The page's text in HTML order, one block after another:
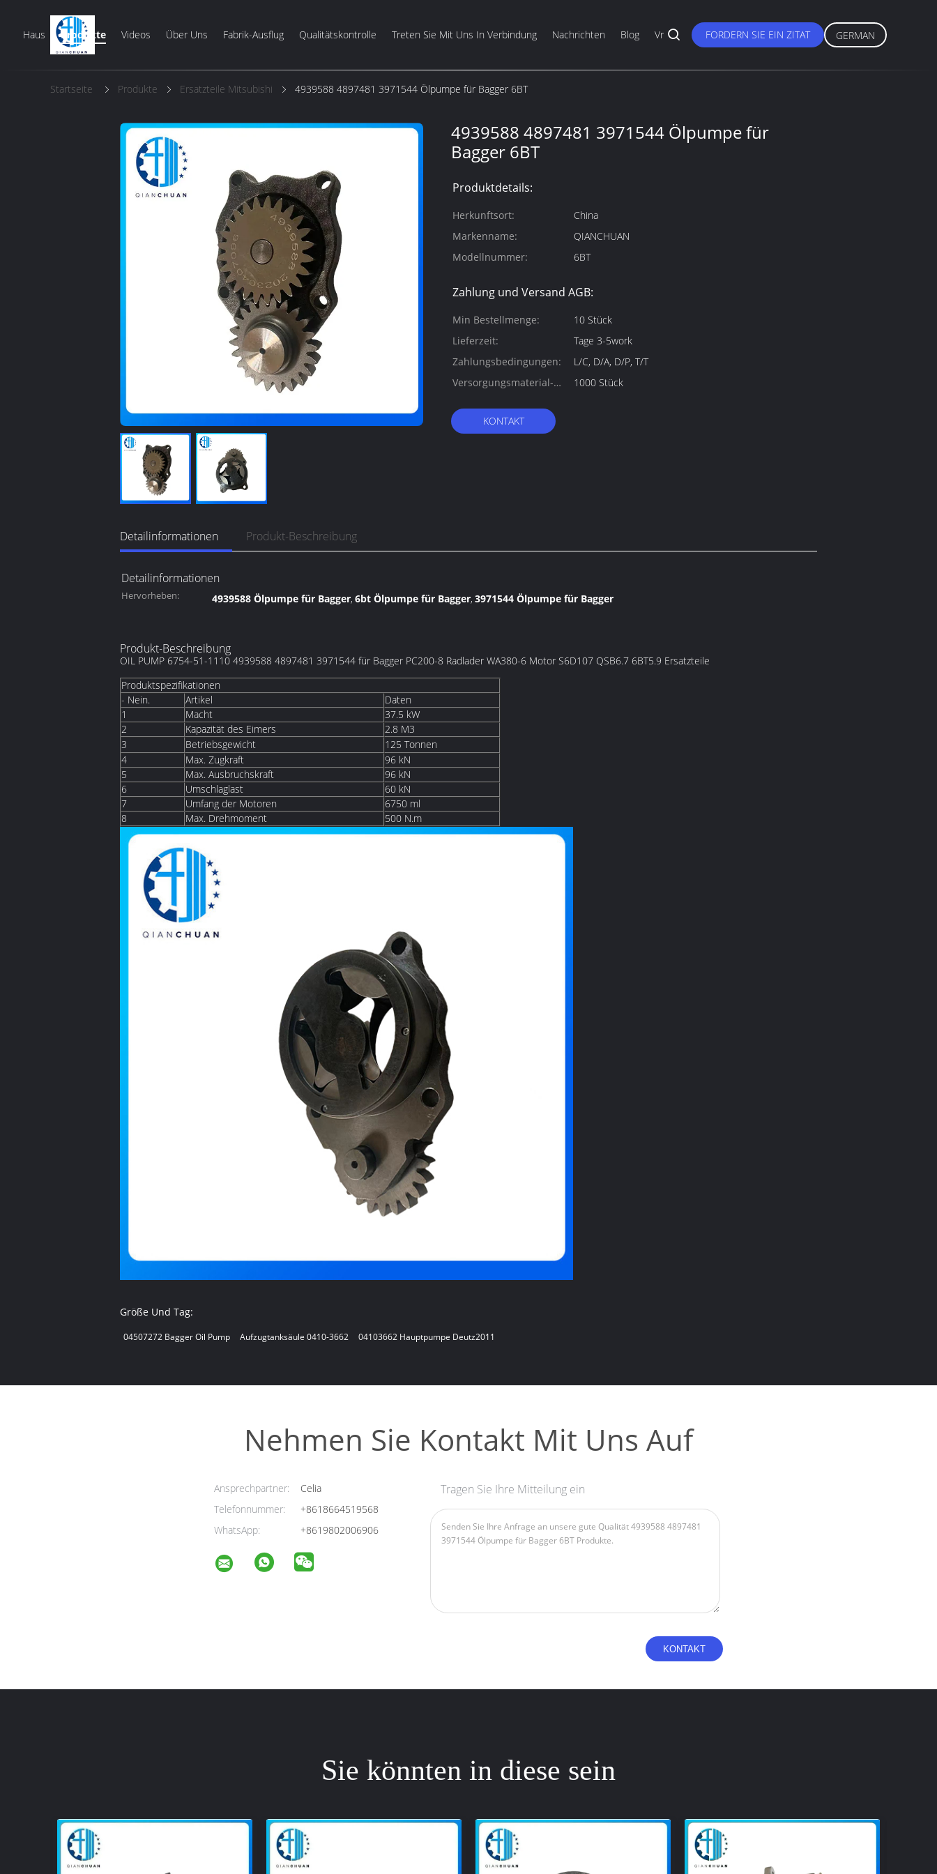
Haus Produkte Videos Über Uns Fabrik-Ausflug Qualitätskontrolle Treten Sie Mit Uns In Verbindung Nachrichten Blog Vr FORDERN SIE EIN ZITAT GERMAN
Startseite Produkte Ersatzteile Mitsubishi 4939588 4897481 3971544 Ölpumpe für Bagger 6BT
4939588 4897481 3971544 Ölpumpe für
Bagger 6BT
Produktdetails:
Herkunftsort:
China
Markenname:
QIANCHUAN
Modellnummer:
6BT
Zahlung und Versand AGB:
Min Bestellmenge:
10 Stück
Lieferzeit:
Tage 3-5work
Zahlungsbedingungen:
L/C, D/A, D/P, T/T
Versorgungsmaterial-
1000 Stück
KONTAKT
Detailinformationen Produkt-Beschreibung
Detailinformationen
Hervorheben: 4939588 Ölpumpe für Bagger, 6bt Ölpumpe für Bagger, 3971544 Ölpumpe für Bagger
Produkt-Beschreibung
OIL PUMP 6754-51-1110 4939588 4897481 3971544 für Bagger PC200-8 Radlader WA380-6 Motor S6D107 QSB6.7 6BT5.9 Ersatzteile
Produktspezifikationen
- Nein.
Artikel
Daten
1
Macht
37.5 kW
2
Kapazität des Eimers
2.8 M3
3
Betriebsgewicht
125 Tonnen
4
Max. Zugkraft
96 kN
5
Max. Ausbruchskraft
96 kN
6
Umschlaglast
60 kN
7
Umfang der Motoren
6750 ml
8
Max. Drehmoment 500 N.m
Größe Und Tag:
04507272 Bagger Oil Pump Aufzugtanksäule 0410-3662 04103662 Hauptpumpe Deutz2011
Nehmen Sie Kontakt Mit Uns Auf
Ansprechpartner:
Celia
Telefonnummer:
+8618664519568
WhatsApp:
+8619802006906
Tragen Sie Ihre Mitteilung ein
Sie könnten in diese sein